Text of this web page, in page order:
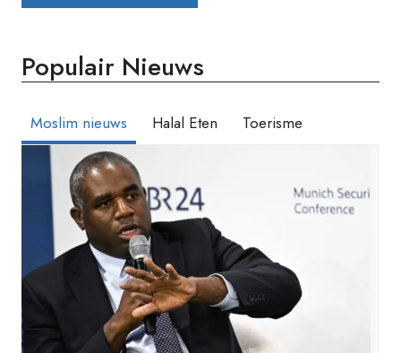
Populair Nieuws
Moslim nieuws Halal Eten Toerisme